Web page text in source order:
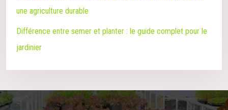
une agriculture durable
Différence entre semer et planter : le guide complet pour le
jardinier